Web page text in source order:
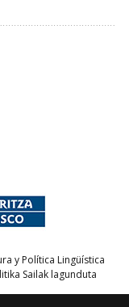
y Política Lingüística
Sailak lagunduta